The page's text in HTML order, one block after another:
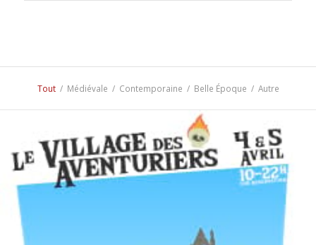
Tout / Médiévale / Contemporaine / Belle Époque / Autre